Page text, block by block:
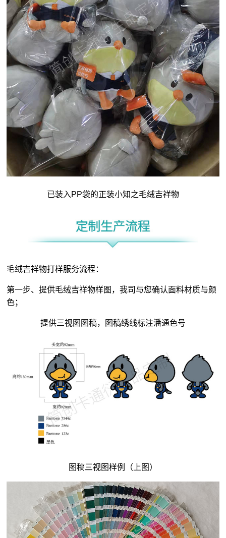
已装入PP袋的正装小知之毛绒吉祥物
毛绒吉祥物打样服务流程：
第一步、提供毛绒吉祥物样图，我司与您确认面料材质与颜
色；
提供三视图图稿，图稿绣线标注潘通色号
图稿三视图样例（上图）